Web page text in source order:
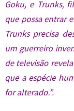
Goku, e Trunks,
que possa entrar
Trunks precisa
um guerreiro
de televisão
que a espécie
for alterado.”.